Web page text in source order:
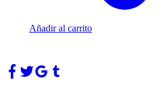
Añadir al carrito